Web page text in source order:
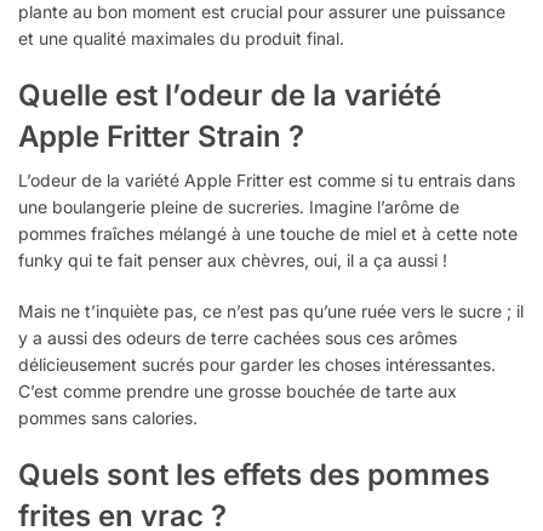
plante au bon moment est crucial pour assurer une puissance
et une qualité maximales du produit final.
Quelle est l’odeur de la variété
Apple Fritter Strain ?
L’odeur de la variété Apple Fritter est comme si tu entrais dans
une boulangerie pleine de sucreries. Imagine l’arôme de
pommes fraîches mélangé à une touche de miel et à cette note
funky qui te fait penser aux chèvres, oui, il a ça aussi !
Mais ne t’inquiète pas, ce n’est pas qu’une ruée vers le sucre ; il
y a aussi des odeurs de terre cachées sous ces arômes
délicieusement sucrés pour garder les choses intéressantes.
C’est comme prendre une grosse bouchée de tarte aux
pommes sans calories.
Quels sont les effets des pommes
frites en vrac ?